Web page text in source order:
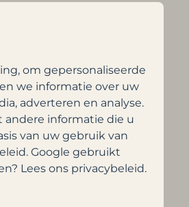
woning
om gepersonaliseerde
we informatie over uw
adverteren en analyse.
informatie die u
van uw gebruik van
. Google gebruikt
Lees ons privacybeleid.